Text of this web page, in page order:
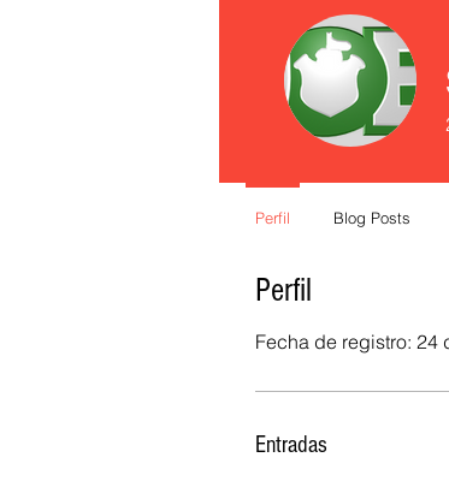
Perfil
Fecha de registro: 24
Entradas
Perfil Blog Posts